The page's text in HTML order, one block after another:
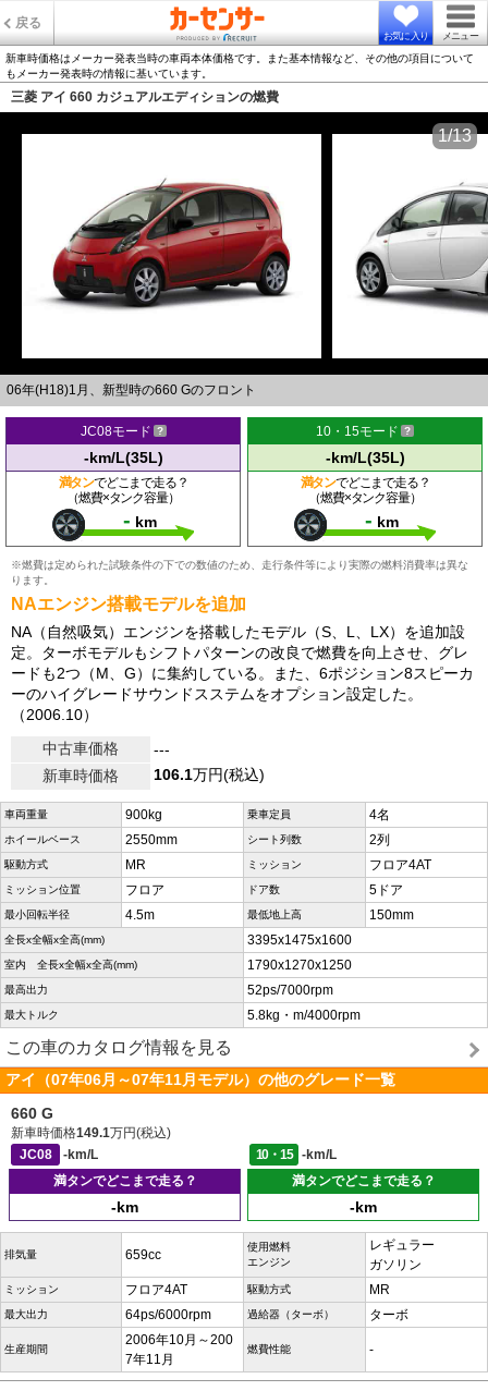
戻る
お気に入り メニュー
新車時価格はメーカー発表当時の車両本体価格です。また基本情報など、その他の項目について
もメーカー発表時の情報に基いています。
三菱 アイ 660 カジュアルエディションの燃費
06年(H18)1月、新型時の660 Gのフロント
1/13
JC08モード
-km/L(35L)
満タンでどこまで走る？
（燃費×タンク容量）
- km
10・15モード
-km/L(35L)
満タンでどこまで走る？
（燃費×タンク容量）
- km
※燃費は定められた試験条件の下での数値のため、走行条件等により実際の燃料消費率は異な
ります。
NAエンジン搭載モデルを追加
NA（自然吸気）エンジンを搭載したモデル（S、L、LX）を追加設
定。ターボモデルもシフトパターンの改良で燃費を向上させ、グレ
ードも2つ（M、G）に集約している。また、6ポジション8スピーカ
ーのハイグレードサウンドスステムをオプション設定した。
（2006.10）
中古車価格
---
新車時価格
106.1万円(税込)
車両重量 900kg 乗車定員 4名
ホイールベース 2550mm シート列数 2列
駆動方式 MR ミッション フロア4AT
ミッション位置 フロア ドア数 5ドア
最小回転半径 4.5m 最低地上高 150mm
全長x全幅x全高(mm) 3395x1475x1600
室内 全長x全幅x全高(mm) 1790x1270x1250
最高出力 52ps/7000rpm
最大トルク 5.8kg・m/4000rpm
この車のカタログ情報を見る
アイ（07年06月～07年11月モデル）の他のグレード一覧
660 G
新車時価格149.1万円(税込)
JC08
-km/L 10・15
-km/L
満タンでどこまで走る？
-km
満タンでどこまで走る？
-km
排気量 659cc
使用燃料
エンジン
レギュラー
ガソリン
ミッション フロア4AT 駆動方式 MR
最大出力 64ps/6000rpm 過給器（ターボ） ターボ
生産期間
2006年10月～200
7年11月
燃費性能 -